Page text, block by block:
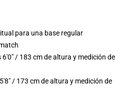
para una base regular
/ 183 cm de altura y medición de
/ 173 cm de altura y medición de